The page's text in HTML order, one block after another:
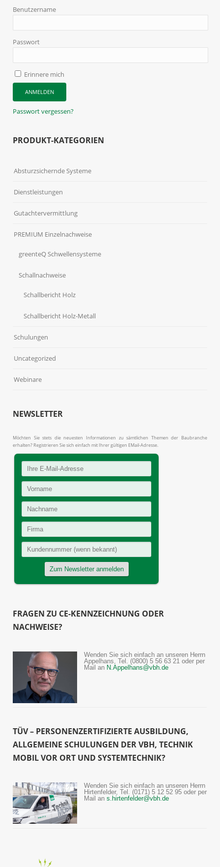
Benutzername
Passwort
Erinnere mich
Passwort vergessen?
PRODUKT-KATEGORIEN
Absturzsichernde Systeme
Dienstleistungen
Gutachtervermittlung
PREMIUM Einzelnachweise
greenteQ Schwellensysteme
Schallnachweise
Schallbericht Holz
Schallbericht Holz-Metall
Schulungen
Uncategorized
Webinare
NEWSLETTER
Möchten Sie stets die neuesten Informationen zu sämtlichen Themen der Baubranche
erhalten? Registrieren Sie sich einfach mit Ihrer gültigen EMail-Adresse.
FRAGEN ZU CE-KENNZEICHNUNG ODER
NACHWEISE?
Wenden Sie sich einfach an unseren Herrn
Appelhans, Tel. (0800) 5 56 63 21 oder per
Mail an N.Appelhans@vbh.de
TÜV – PERSONENZERTIFIZIERTE AUSBILDUNG,
ALLGEMEINE SCHULUNGEN DER VBH, TECHNIK
MOBIL VOR ORT UND SYSTEMTECHNIK?
Wenden Sie sich einfach an unseren Herrn
Hirtenfelder, Tel. (0171) 5 12 52 95 oder per
Mail ans.hirtenfelder@vbh.de